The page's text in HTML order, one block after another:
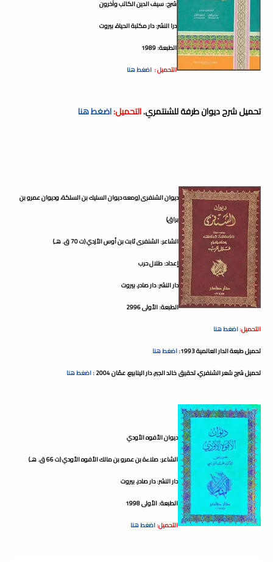
شرح: سيف الدين الكاتب وآخرون
درا النشر: دار مكتبة الحياة، بيروت
الطبعة: 1989
التحميل : اضغط هنا
تحميل شرح ديوان طرفة للشنتمري.التحميل:اضغط هنا
ديوان الشنفرى (ومعه ديوان السليك بن السلكة، وديوان عمرو بن
براق)
الشاعر: الشنفرى ثابت بن أوس الأزدي (ت 70 ق. هـ)
إعداد: طلال حرب
دار النشر: دار صادر، بيروت
الطبعة: الأولى 2996
التحميل:اضغط هنا
تحميل طبعة الدار العالمية 1993:
اضغط هنا
تحميل شرح شعر الشنفري، تحقيق خالد الجبر، دار الينابيع، عمّان 2004 :
اضغط هنا
ديوان الأفوه الأودي
الشاعر: صلاءة بن عمرو بن مالك الأفوه الأودي (ت 66 ق. هـ)
دار النشر: دار صادر، بيروت
الطبعة: الأولى 1998
التحميل:اضغط هنا